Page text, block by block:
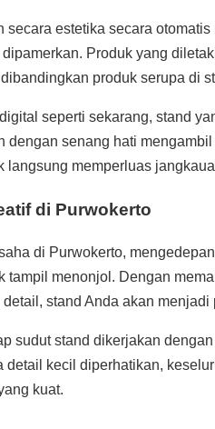
secara estetika secara otomatis
Produk yang
produk serupa di
seperti sekarang, stand
dengan senang hati
langsung memperluas
di Purwokerto
di Purwokerto,
tampil menonjol. Dengan
stand Anda akan
sudut stand dikerjakan
detail kecil diperhatikan,
kuat.